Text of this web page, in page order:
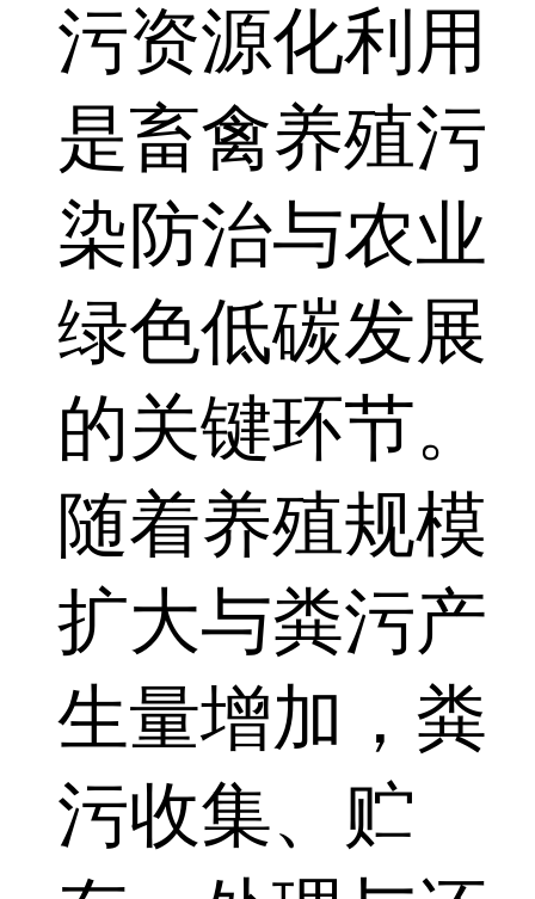
污资源化利用
是畜禽养殖污
染防治与农业
绿色低碳发展
的关键环节。
随着养殖规模
扩大与粪污产
生量增加，粪
污收集、贮